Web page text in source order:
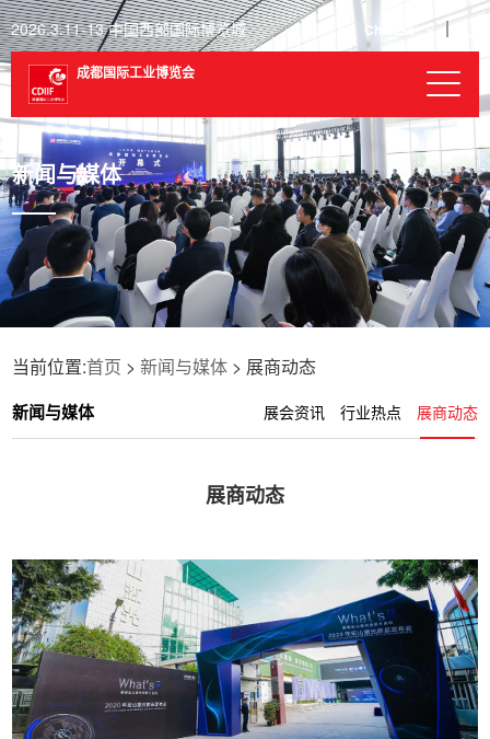
2026.3.11-13 中国西部国际博览城 Chinese
成都国际工业博览会
新闻与媒体
当前位置:首页 >新闻与媒体 > 展商动态
新闻与媒体 展会资讯 行业热点 展商动态
展商动态